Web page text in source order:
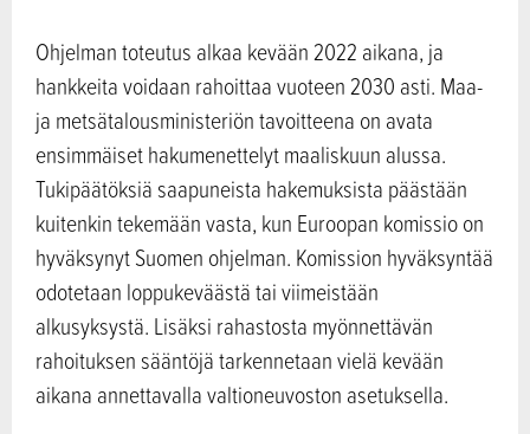
Ohjelman toteutus alkaa kevään 2022 aikana, ja
hankkeita voidaan rahoittaa vuoteen 2030 asti. Maa-
ja metsätalousministeriön tavoitteena on avata
ensimmäiset hakumenettelyt maaliskuun alussa.
Tukipäätöksiä saapuneista hakemuksista päästään
kuitenkin tekemään vasta, kun Euroopan komissio on
hyväksynyt Suomen ohjelman. Komission hyväksyntää
odotetaan loppukeväästä tai viimeistään
alkusyksystä. Lisäksi rahastosta myönnettävän
rahoituksen sääntöjä tarkennetaan vielä kevään
aikana annettavalla valtioneuvoston asetuksella.